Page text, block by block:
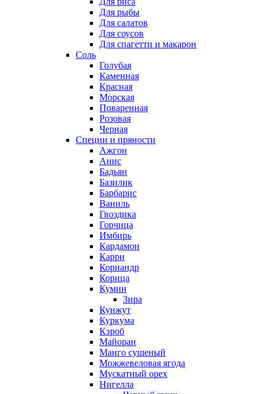
Для рыбы
Для салатов
Для соусов
Для спагетти и макарон
Соль
Голубая
Каменная
Красная
Морская
Поваренная
Розовая
Черная
Специи и пряности
Ажгон
Анис
Бадьян
Базилик
Барбарис
Ваниль
Гвоздика
Горчица
Имбирь
Кардамон
Карри
Кориандр
Корица
Кумин
Зира
Кунжут
Куркума
Кэроб
Майоран
Манго сушеный
Можжевеловая ягода
Мускатный орех
Нигелла